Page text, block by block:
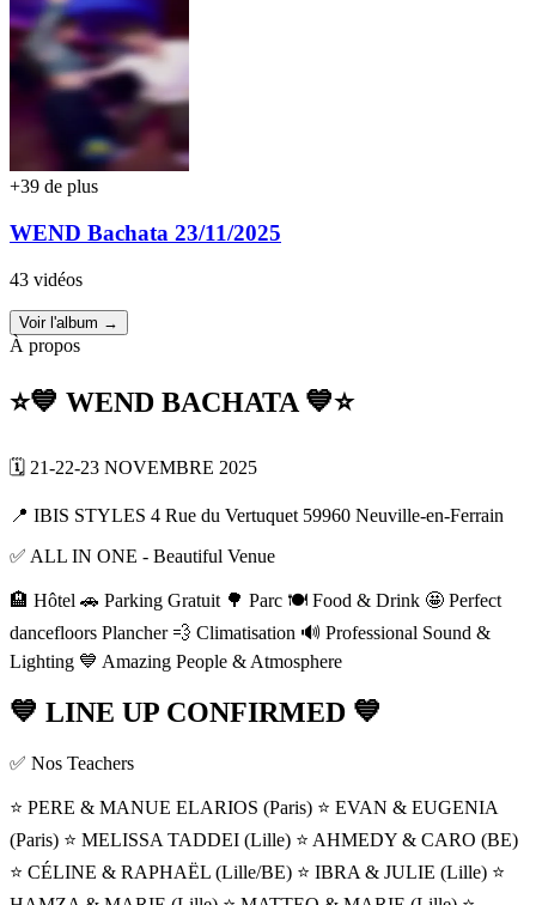
+39 de plus
WEND Bachata 23/11/2025
43 vidéos
Voir l'album →
À propos
⭐️💙 WEND BACHATA 💙⭐️
🗓 21-22-23 NOVEMBRE 2025
📍 IBIS STYLES 4 Rue du Vertuquet 59960 Neuville-en-Ferrain
✅ ALL IN ONE - Beautiful Venue
🏨 Hôtel 🚗 Parking Gratuit 🌳 Parc 🍽 Food & Drink 🤩 Perfect
dancefloors Plancher 💨 Climatisation 🔊 Professional Sound &
Lighting 💙 Amazing People & Atmosphere
💙 LINE UP CONFIRMED 💙
✅ Nos Teachers
⭐️ PERE & MANUE ELARIOS (Paris) ⭐️ EVAN & EUGENIA
(Paris) ⭐️ MELISSA TADDEI (Lille) ⭐️ AHMEDY & CARO (BE)
⭐️ CÉLINE & RAPHAËL (Lille/BE) ⭐️ IBRA & JULIE (Lille) ⭐️